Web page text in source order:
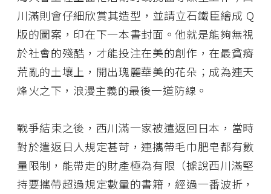
川滿則會仔細欣賞其造型，並請立石鐵臣繪成 Q
版的圖案，印在下一本書封面。他就是能夠無視
於社會的殘酷，才能投注在美的創作，在最貧瘠
荒亂的土壤上，開出瑰麗華美的花朵；成為連天
烽火之下，浪漫主義的最後一道防線。
戰爭結束之後，西川滿一家被遣返回日本，當時
對於遣返日人規定甚苛，連攜帶毛巾肥皂都有數
量限制，能帶走的財產極為有限（據說西川滿堅
持要攜帶超過規定數量的書籍，經過一番波折，